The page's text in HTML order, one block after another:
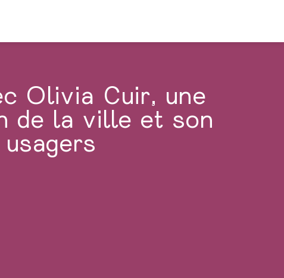
Olivia Cuir, une
de la ville et son